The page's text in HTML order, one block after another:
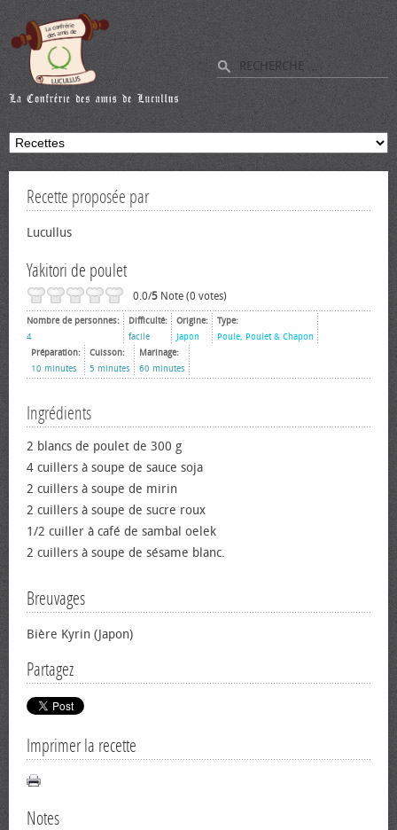
Recette proposée par
Lucullus
Yakitori de poulet
0.0/5 Note (0 votes)
Nombre de personnes:
4
Difficulté:
facile
Origine:
Japon
Type:
Poule, Poulet & Chapon
Préparation:
10 minutes
Cuisson:
5 minutes
Marinage:
60 minutes
Ingrédients
2 blancs de poulet de 300 g
4 cuillers à soupe de sauce soja
2 cuillers à soupe de mirin
2 cuillers à soupe de sucre roux
1/2 cuiller à café de sambal oelek
2 cuillers à soupe de sésame blanc.
Breuvages
Bière Kyrin (Japon)
Partagez
Imprimer la recette
Notes